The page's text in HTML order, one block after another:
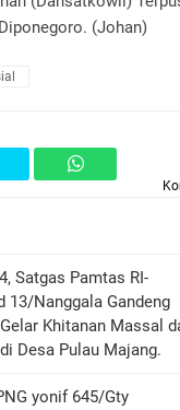
(Johan)
Satgas Pamtas RI-
13/Nanggala Gandeng
Khitanan Massal
Desa Pulau Majang.
yonif 645/Gty